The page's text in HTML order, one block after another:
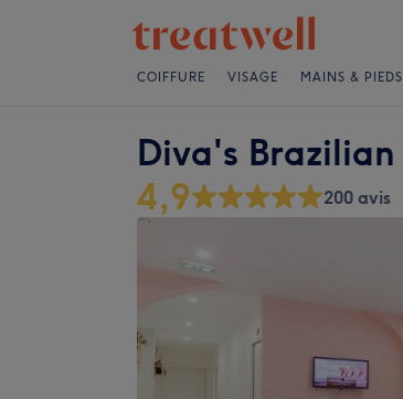
COIFFURE VISAGE MAINS & PIEDS
Diva's Brazilian
4,9 200 avis